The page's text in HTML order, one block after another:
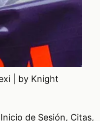
| by Knight
de Sesión, Citas,